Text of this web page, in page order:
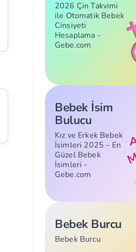
2026 Çin Takvimi
ile Otomatik Bebek
Cinsiyeti
Hesaplama -
Gebe.com
Bebek İsim
Bulucu
Kız ve Erkek Bebek
İsimleri 2025 – En
Güzel Bebek
İsimleri -
Gebe.com
Bebek Burcu
Bebek Burcu